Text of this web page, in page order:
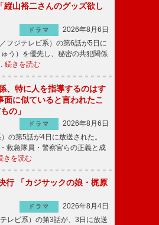
山裕二さんのグッズ欲し
ドラマ
2026年8月6日
フジテレビ系）の第6話が5日に
う）を優先し、秘密の共犯関係
続きを読む
、特に人を指導するのはす
に似ていると言われたこ
の」
ドラマ
2026年8月6日
の第5話が4日に放送された。
救急隊員・警察官らの正義と成
きを読む
行 「カジサックの娘・梶原
ドラマ
2026年8月4日
レビ系）の第3話が、3日に放送